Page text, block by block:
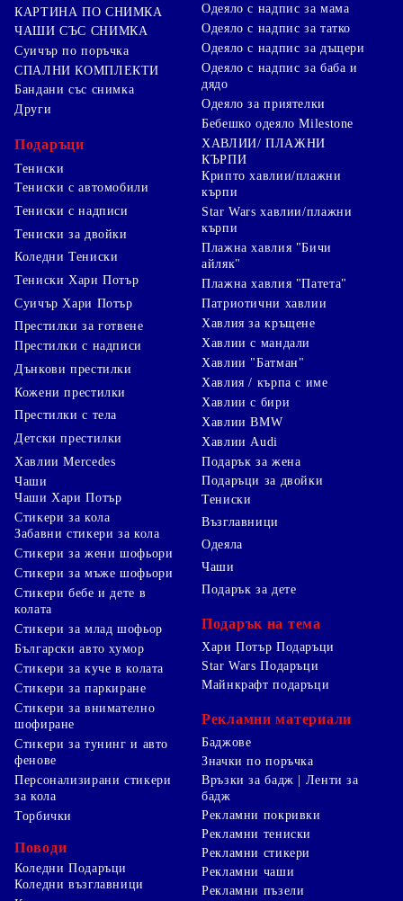
КАРТИНА ПО СНИМКА
ЧАШИ СЪС СНИМКА
Суичър по поръчка
СПАЛНИ КОМПЛЕКТИ
Бандани със снимка
Други
Подаръци
Тениски
Тениски с автомобили
Тениски с надписи
Тениски за двойки
Коледни Тениски
Тениски Хари Потър
Суичър Хари Потър
Престилки за готвене
Престилки с надписи
Дънкови престилки
Кожени престилки
Престилки с тела
Детски престилки
Одеяло с надпис за мама
Одеяло с надпис за татко
Одеяло с надпис за дъщери
Одеяло с надпис за баба и
дядо
Одеяло за приятелки
Бебешко одеяло Milestone
ХАВЛИИ/ ПЛАЖНИ
КЪРПИ
Крипто хавлии/плажни
кърпи
Star Wars хавлии/плажни
кърпи
Плажна хавлия "Бичи
айляк"
Плажна хавлия "Патета"
Патриотични хавлии
Хавлия за кръщене
Хавлии с мандали
Хавлии "Батман"
Хавлия / кърпа с име
Хавлии с бири
Хавлии BMW
Хавлии Audi
Хавлии Mercedes
Чаши
Чаши Хари Потър
Стикери за кола
Забавни стикери за кола
Стикери за жени шофьори
Стикери за мъже шофьори
Стикери бебе и дете в
колата
Стикери за млад шофьор
Български авто хумор
Стикери за куче в колата
Стикери за паркиране
Стикери за внимателно
шофиране
Стикери за тунинг и авто
фенове
Персонализирани стикери
за кола
Торбички
Поводи
Коледни Подаръци
Коледни възглавници
Подарък за жена
Подаръци за двойки
Тениски
Възглавници
Одеяла
Чаши
Подарък за дете
Подарък на тема
Хари Потър Подаръци
Star Wars Подаръци
Майнкрафт подаръци
Рекламни материали
Баджове
Значки по поръчка
Връзки за бадж | Ленти за
бадж
Рекламни покривки
Рекламни тениски
Рекламни стикери
Рекламни чаши
Рекламни пъзели